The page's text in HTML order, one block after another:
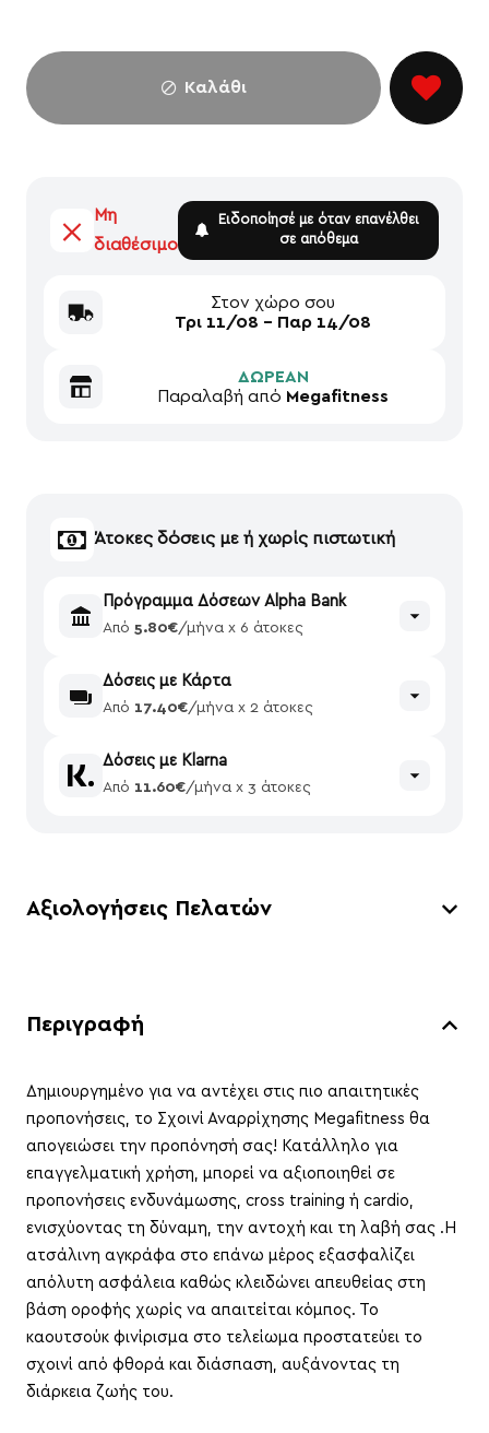
Καλάθι
Μη
διαθέσιμο
Ειδοποίησέ με όταν επανέλθει
σε απόθεμα
Στον χώρο σου
Τρι 11/08 - Παρ 14/08
ΔΩΡΕΑΝ
Παραλαβή από Megafitness
Άτοκες δόσεις με ή χωρίς πιστωτική
Πρόγραμμα Δόσεων Alpha Bank
Από 5.80€/μήνα x 6 άτοκες
Δόσεις με Κάρτα
Από 17.40€/μήνα x 2 άτοκες
Δόσεις με Klarna
Από 11.60€/μήνα x 3 άτοκες
Αξιολογήσεις Πελατών
Περιγραφή
Δημιουργημένο για να αντέχει στις πιο απαιτητικές
προπονήσεις, το Σχοινί Αναρρίχησης Megafitness θα
απογειώσει την προπόνησή σας! Κατάλληλο για
επαγγελματική χρήση, μπορεί να αξιοποιηθεί σε
προπονήσεις ενδυνάμωσης, cross training ή cardio,
ενισχύοντας τη δύναμη, την αντοχή και τη λαβή σας .Η
ατσάλινη αγκράφα στο επάνω μέρος εξασφαλίζει
απόλυτη ασφάλεια καθώς κλειδώνει απευθείας στη
βάση οροφής χωρίς να απαιτείται κόμπος. Το
καουτσούκ φινίρισμα στο τελείωμα προστατεύει το
σχοινί από φθορά και διάσπαση, αυξάνοντας τη
διάρκεια ζωής του.